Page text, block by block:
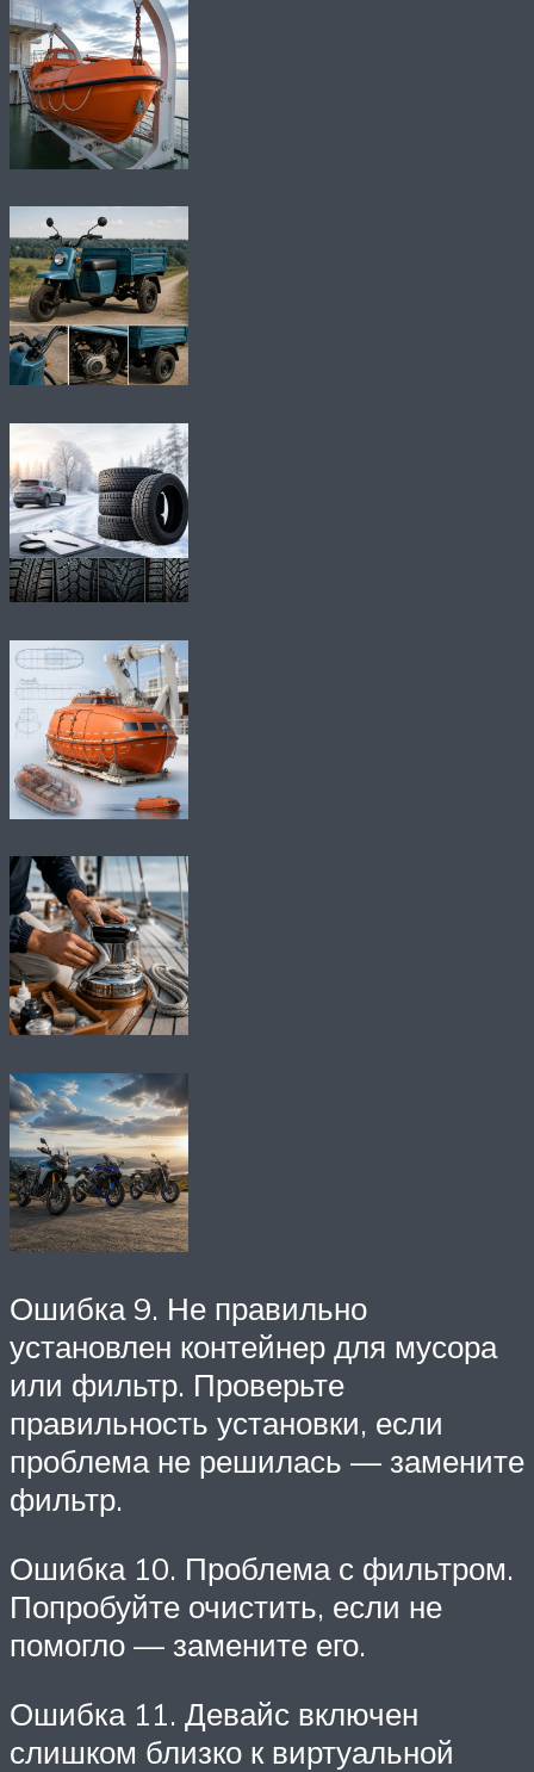
Ошибка 9. Не правильно
установлен контейнер для мусора
или фильтр. Проверьте
правильность установки, если
проблема не решилась — замените
фильтр.
Ошибка 10. Проблема с фильтром.
Попробуйте очистить, если не
помогло — замените его.
Ошибка 11. Девайс включен
слишком близко к виртуальной